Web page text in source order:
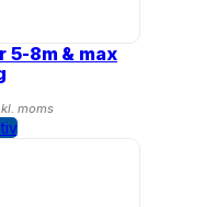
5-8m & max
moms